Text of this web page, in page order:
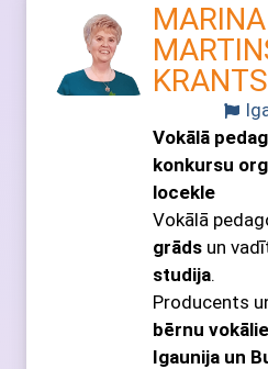
MARINA
KRANTS
Vokālā
konkursu
locekle
Vokālā
grādsun
studija.
Producents
bērnu
Igaunija un